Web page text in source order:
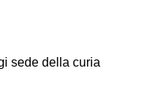
sede della curia